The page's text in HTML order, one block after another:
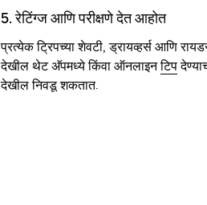
5. रेटिंग्ज आणि परीक्षणे देत आहोत
प्रत्येक ट्रिपच्या शेवटी, ड्रायव्हर्स आणि
देखील थेट अ‍ॅपमध्ये किंवा ऑनलाइनटिप
देखील निवडू शकतात.